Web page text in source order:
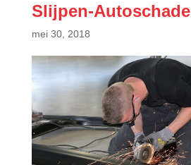
Slijpen-Autoschade
mei 30, 2018